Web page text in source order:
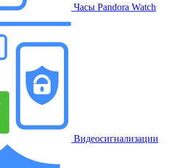
Часы Pandora Watch
Видеосигнализации